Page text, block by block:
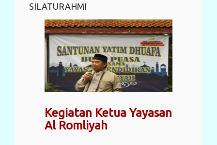
SILATURAHMI
Kegiatan Ketua Yayasan
Al Romliyah